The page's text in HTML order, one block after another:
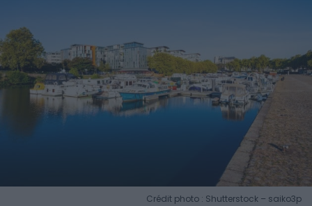
Crédit photo : Shutterstock – saiko3p